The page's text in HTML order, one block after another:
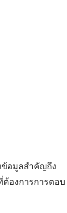
ข้อมูลสำคัญถึง
ต้องการการตอบ